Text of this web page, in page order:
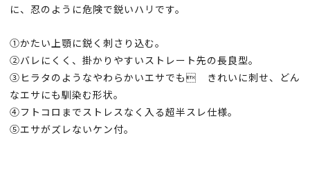
に、忍のように危険で鋭いハリです。
①かたい上顎に鋭く刺さり込む。
②バレにくく、掛かりやすいストレート先の長良型。
③ ヒラタのようなやわらかいエサでも きれいに刺せ、どん
なエサにも馴染む形状。
④フトコロまでストレスなく入る超半スレ仕様。
⑤エサがズレないケン付。